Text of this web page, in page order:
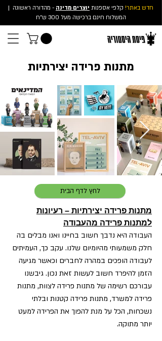
חדש באתר! קלפי אספנות יוצרים מדינה - מהדורה ראשונה |
המשלוח חינם ברכישה מעל 300 ש"ח
מתנות פרידה יצירתיות
לחץ לדף הבית
מתנות פרידה יצירתיות – רעיונות
למתנות פרידה מהעבודה
העבודה היא נדבך חשוב בחיינו ואנו מבלים בה
חלק משמעותי מהיומיום שלנו. עקב כך, העמיתים
לעבודה הופכים במהרה לחברים וכאשר מגיעה
הזמן להיפרד חשוב לעשות זאת נכון. גיבשנו
עבורכם רשימה של מתנות פרידה לצוות, מתנות
פרידה למשרד, מתנות פרידה קטנות ובלתי
נשכחות, הכל על מנת להפוך את הפרידה למעט
יותר מתוקה.